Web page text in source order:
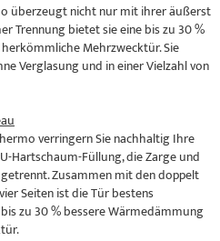
überzeugt nicht nur mit ihrer äußerst
Trennung bietet sie eine bis zu 30 %
Mehrzwecktür. Sie
Verglasung und in einer Vielzahl von
verringern Sie nachhaltig Ihre
Hartschaum-Füllung, die Zarge und
Zusammen mit den doppelt
Seiten ist die Tür bestens
zu 30 % bessere Wärmedämmung